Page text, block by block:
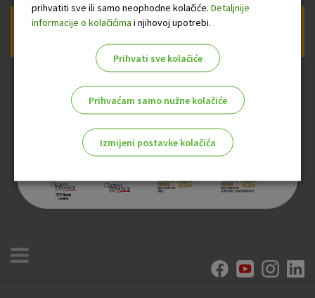
Prijava na newsletter OTP banke
prihvatiti sve ili samo neophodne kolačiće. Detaljnije
informacije o kolačićima i njihovoj upotrebi.
Prihvati sve kolačiće
Prihvaćam samo nužne kolačiće
Izmijeni postavke kolačića